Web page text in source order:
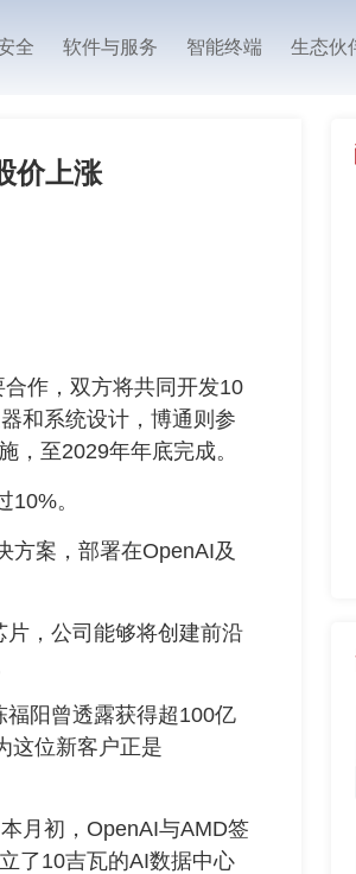
全 软件与服务 智能终端 生态伙
价上涨
作，双方将共同开发10
和系统设计，博通则参
，至2029年年底完成。
。
案，部署在OpenAI及
，公司能够将创建前沿
阳曾透露获得超100亿
这位新客户正是
月初，OpenAI与AMD签
了10吉瓦的AI数据中心